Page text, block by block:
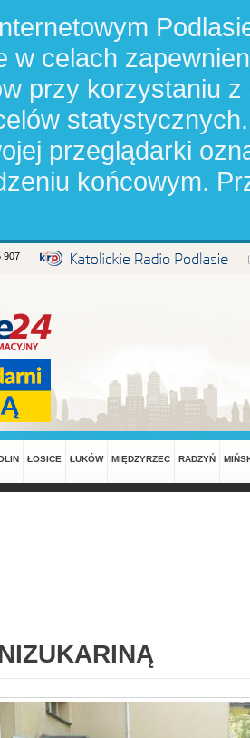
w celach
przy korzystaniu
przeglądarki
końcowym.
907
ŁOSICE ŁUKÓW MIĘDZYRZEC RADZYŃ